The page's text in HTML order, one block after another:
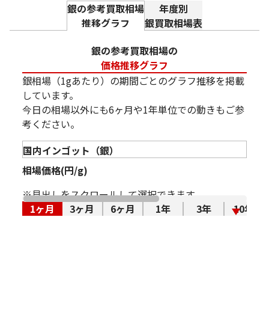
銀の参考買取相場
推移グラフ
年度別
銀買取相場表
銀の参考買取相場の
価格推移グラフ
銀相場（1gあたり）の期間ごとのグラフ推移を掲載
しています。
今日の相場以外にも6ヶ月や1年単位での動きもご参
考ください。
相場価格(円/g)
※見出しをスクロールして選択できます。
1ヶ月
3ヶ月 6ヶ月 1年 3年 10年